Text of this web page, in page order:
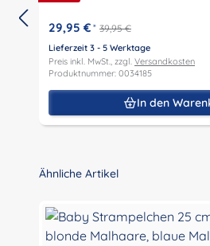
29,95 € * 39,95 €
Lieferzeit 3 - 5 Werktage
Preis inkl. MwSt., zzgl. Versandkosten
Produktnummer: 0034185
In den
Produktgalerie überspringen
Ähnliche Artikel